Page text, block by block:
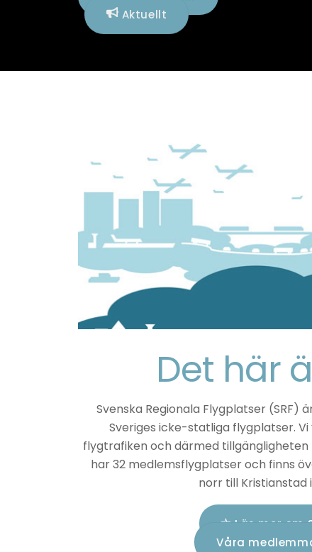
Aktuellt
Det här
Svenska Regionala Flygplatser
Sveriges icke-statliga flygplatser.
flygtrafiken och därmed tillgängligheten
har 32 medlemsflygplatser och finns
norr till Kristianstad
Läs mer om
Våra